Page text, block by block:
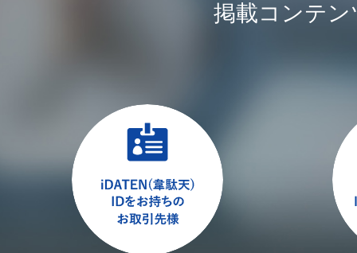
掲載コンテ